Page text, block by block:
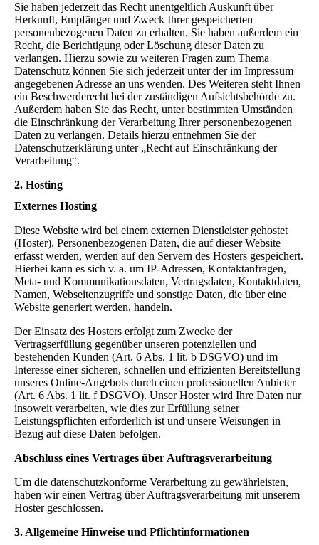
Sie haben jederzeit das Recht unentgeltlich Auskunft über
Herkunft, Empfänger und Zweck Ihrer gespeicherten
personenbezogenen Daten zu erhalten. Sie haben außerdem ein
Recht, die Berichtigung oder Löschung dieser Daten zu
verlangen. Hierzu sowie zu weiteren Fragen zum Thema
Datenschutz können Sie sich jederzeit unter der im Impressum
angegebenen Adresse an uns wenden. Des Weiteren steht Ihnen
ein Beschwerderecht bei der zuständigen Aufsichtsbehörde zu.
Außerdem haben Sie das Recht, unter bestimmten Umständen
die Einschränkung der Verarbeitung Ihrer personenbezogenen
Daten zu verlangen. Details hierzu entnehmen Sie der
Datenschutzerklärung unter „Recht auf Einschränkung der
Verarbeitung“.
2. Hosting
Externes Hosting
Diese Website wird bei einem externen Dienstleister gehostet
(Hoster). Personenbezogenen Daten, die auf dieser Website
erfasst werden, werden auf den Servern des Hosters gespeichert.
Hierbei kann es sich v. a. um IP-Adressen, Kontaktanfragen,
Meta- und Kommunikationsdaten, Vertragsdaten, Kontaktdaten,
Namen, Webseitenzugriffe und sonstige Daten, die über eine
Website generiert werden, handeln.
Der Einsatz des Hosters erfolgt zum Zwecke der
Vertragserfüllung gegenüber unseren potenziellen und
bestehenden Kunden (Art. 6 Abs. 1 lit. b DSGVO) und im
Interesse einer sicheren, schnellen und effizienten Bereitstellung
unseres Online-Angebots durch einen professionellen Anbieter
(Art. 6 Abs. 1 lit. f DSGVO). Unser Hoster wird Ihre Daten nur
insoweit verarbeiten, wie dies zur Erfüllung seiner
Leistungspflichten erforderlich ist und unsere Weisungen in
Bezug auf diese Daten befolgen.
Abschluss eines Vertrages über Auftragsverarbeitung
Um die datenschutzkonforme Verarbeitung zu gewährleisten,
haben wir einen Vertrag über Auftragsverarbeitung mit unserem
Hoster geschlossen.
3. Allgemeine Hinweise und Pflichtinformationen